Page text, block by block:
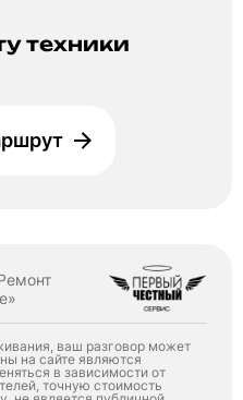
техники
ваш разговор может
на сайте являются
в зависимости от
точную стоимость